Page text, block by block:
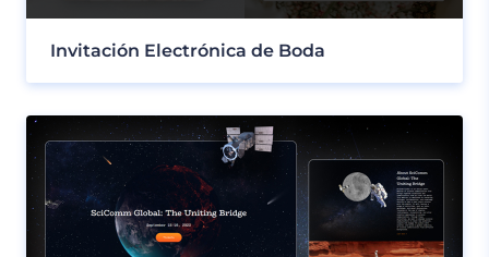
Invitación Electrónica de Boda